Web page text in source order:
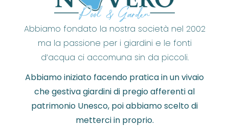
Abbiamo fondato la nostra società nel 2002
ma la passione per i giardini e le fonti
d’acqua ci accomuna sin da piccoli.
Abbiamo iniziato facendo pratica in un vivaio
che gestiva giardini di pregio afferenti al
patrimonio Unesco, poi abbiamo scelto di
metterci in proprio.